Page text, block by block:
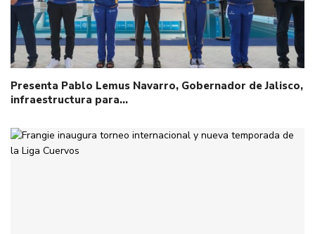
Presenta Pablo Lemus Navarro, Gobernador de Jalisco,
infraestructura para…